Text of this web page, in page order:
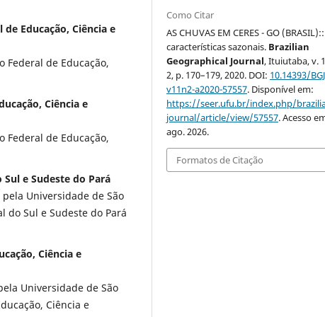
Educação, Ciência e
Federal de Educação,
Ciência e
Federal de Educação,
e Sudeste do Pará
Universidade de São
do Sul e Sudeste do Pará
Ciência e
Universidade de São
Ciência e
Como Citar
AS CHUVAS EM CERES - GO (BRASIL)::
características sazonais. Brazilian
Geographical Journal, Ituiutaba, v.
2, p. 170–179, 2020. DOI: 10.14393/
v11n2-a2020-57557. Disponível em:
https://seer.ufu.br/index.php/
journal/article/view/57557. Acesso
ago. 2026.
Formatos de Citação